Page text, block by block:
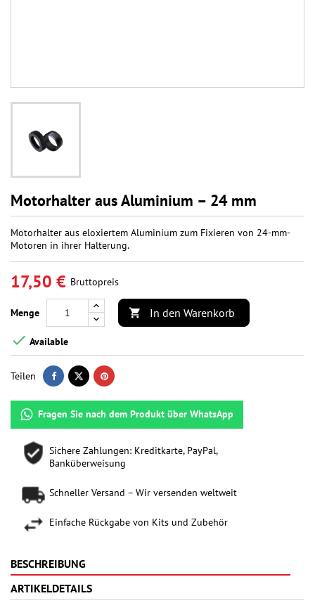
Motorhalter aus Aluminium – 24 mm
Motorhalter aus eloxiertem Aluminium zum Fixieren von 24-mm-
Motoren in ihrer Halterung.
17,50 € Bruttopreis
Menge  In den Warenkorb
 Available
Teilen
Fragen Sie nach dem Produkt über WhatsApp
Sichere Zahlungen: Kreditkarte, PayPal,
Banküberweisung
Schneller Versand – Wir versenden weltweit
Einfache Rückgabe von Kits und Zubehör
BESCHREIBUNG
ARTIKELDETAILS